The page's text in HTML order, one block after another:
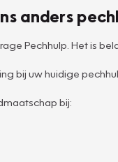
anders
Pechhulp. Het is
bij uw huidige
bij: